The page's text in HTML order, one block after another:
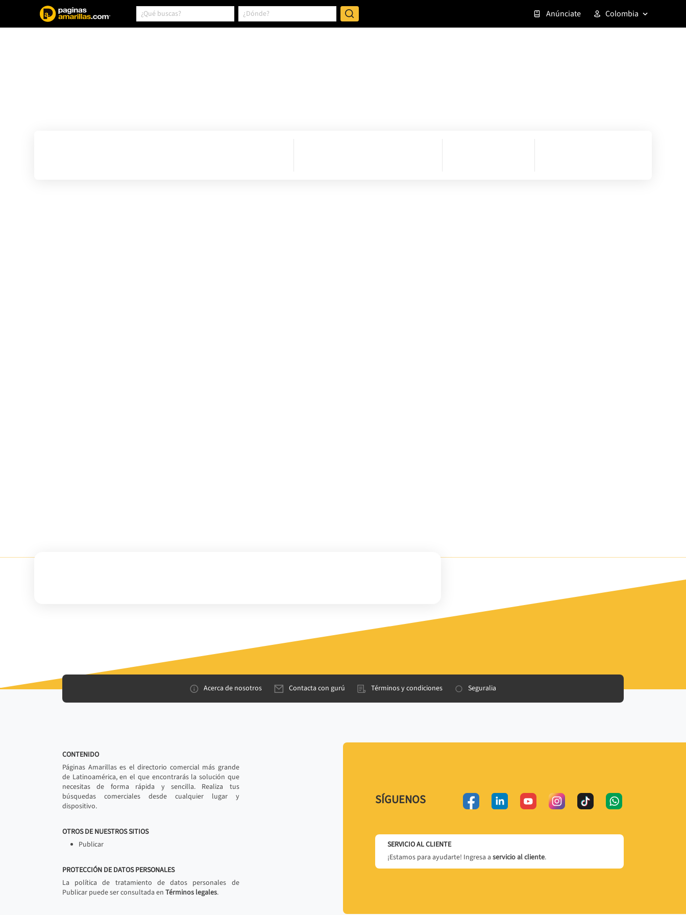
Anúnciate Colombia
Acerca de nosotros Contacta con gurú Términos y condiciones Seguralia
CONTENIDO
Páginas Amarillas es el directorio comercial más grande
de Latinoamérica, en el que encontrarás la solución que
necesitas de forma rápida y sencilla. Realiza tus
búsquedas comerciales desde cualquier lugar y
dispositivo.
OTROS DE NUESTROS SITIOS
Publicar
PROTECCIÓN DE DATOS PERSONALES
La política de tratamiento de datos personales de
Publicar puede ser consultada en Términos legales.
SÍGUENOS
SERVICIO AL CLIENTE
¡Estamos para ayudarte! Ingresa a servicio al cliente.